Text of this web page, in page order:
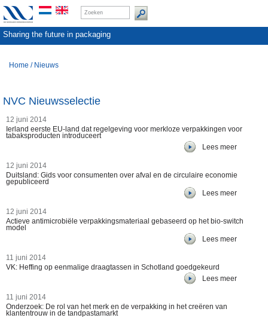
Sharing the future in packaging
Home / Nieuws
NVC Nieuwsselectie
12 juni 2014
Ierland eerste EU-land dat regelgeving voor merkloze verpakkingen voor
tabaksproducten introduceert
Lees meer
12 juni 2014
Duitsland: Gids voor consumenten over afval en de circulaire economie
gepubliceerd
Lees meer
12 juni 2014
Actieve antimicrobiële verpakkingsmateriaal gebaseerd op het bio-switch
model
Lees meer
11 juni 2014
VK: Heffing op eenmalige draagtassen in Schotland goedgekeurd
Lees meer
11 juni 2014
Onderzoek: De rol van het merk en de verpakking in het creëren van
klantentrouw in de tandpastamarkt